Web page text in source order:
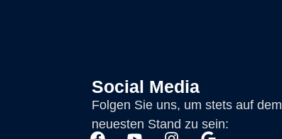
Social Media
Folgen Sie uns, um stets auf dem
neuesten Stand zu sein: